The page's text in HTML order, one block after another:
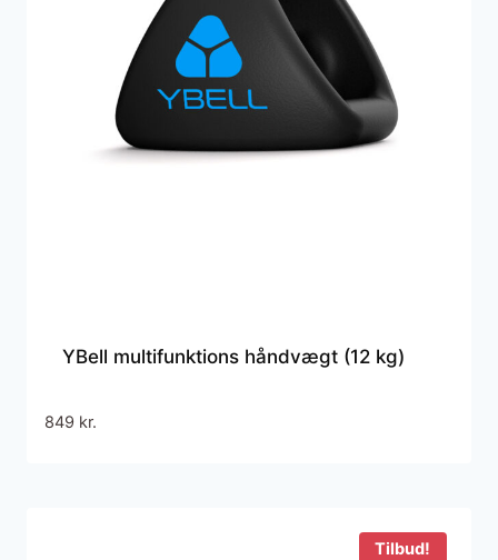
YBell multifunktions håndvægt (12 kg)
849 kr.
Tilbud!